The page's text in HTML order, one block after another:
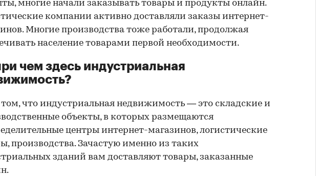
многие начали заказывать товары и продукты онлайн.
компании активно доставляли заказы интернет-
Многие производства тоже работали, продолжая
население товарами первой необходимости.
чем здесь индустриальная
что индустриальная недвижимость — это складские и
объекты, в которых размещаются
центры интернет-магазинов, логистические
производства. Зачастую именно из таких
зданий вам доставляют товары, заказанные